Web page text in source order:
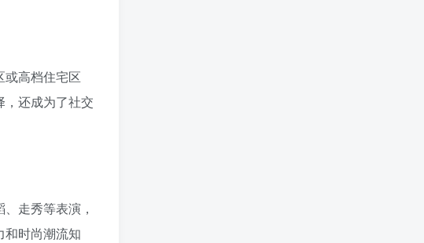
或高档住宅区
还成为了社交
走秀等表演，
和时尚潮流知